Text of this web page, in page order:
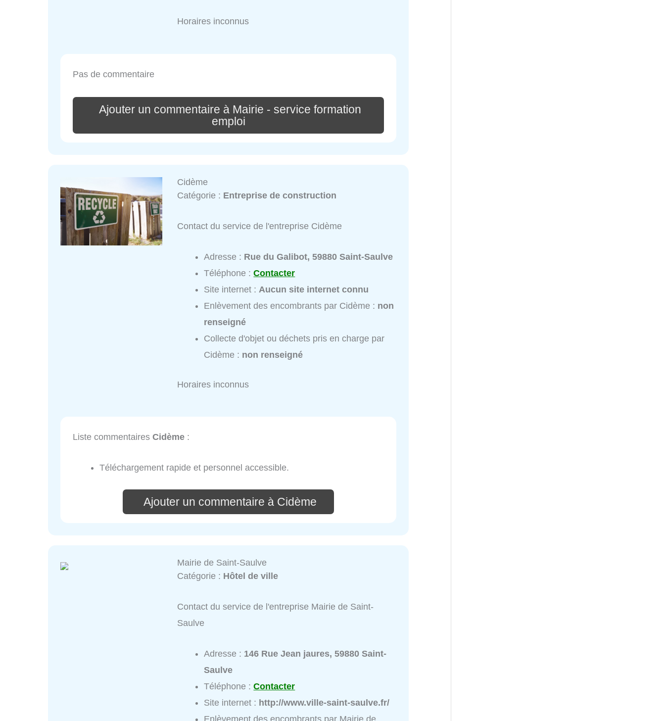
Horaires inconnus
Pas de commentaire
Ajouter un commentaire à Mairie - service formation
emploi
Cidème
Catégorie : Entreprise de construction
Contact du service de l'entreprise Cidème
Adresse : Rue du Galibot, 59880 Saint-Saulve
Téléphone :Contacter
Site internet : Aucun site internet connu
Enlèvement des encombrants par Cidème : non
renseigné
Collecte d'objet ou déchets pris en charge par
Cidème : non renseigné
Horaires inconnus
Liste commentaires Cidème :
Téléchargement rapide et personnel accessible.
Ajouter un commentaire à Cidème
Mairie de Saint-Saulve
Catégorie : Hôtel de ville
Contact du service de l'entreprise Mairie de Saint-
Saulve
Adresse : 146 Rue Jean jaures, 59880 Saint-
Saulve
Téléphone :Contacter
Site internet : http://www.ville-saint-saulve.fr/
Enlèvement des encombrants par Mairie de